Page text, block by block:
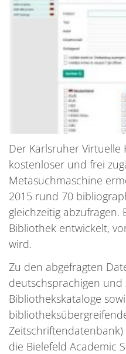
Der Karlsruher Virtuelle
kostenloser und frei
Metasuchmaschine
2015 rund 70
gleichzeitig abzufragen.
Bibliothek entwickelt,
wird.
Zu den abgefragten
deutschsprachigen
Bibliothekskataloge
die Bielefeld Academic